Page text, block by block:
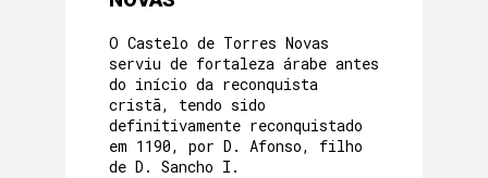
O Castelo de Torres Novas
serviu de fortaleza árabe antes
do início da reconquista
cristã, tendo sido
definitivamente reconquistado
em 1190, por D. Afonso, filho
de D. Sancho I.